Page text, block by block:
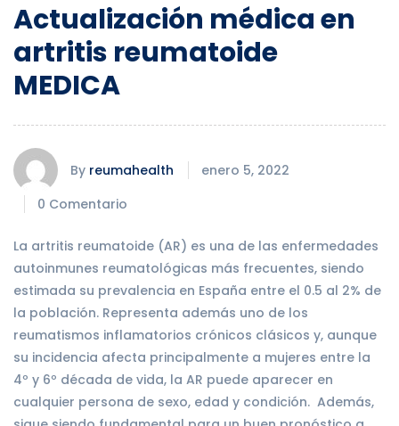
Actualización médica en
artritis reumatoide
MEDICA
By reumahealth
enero 5, 2022
0 Comentario
La artritis reumatoide (AR) es una de las enfermedades
autoinmunes reumatológicas más frecuentes, siendo
estimada su prevalencia en España entre el 0.5 al 2% de
la población. Representa además uno de los
reumatismos inflamatorios crónicos clásicos y, aunque
su incidencia afecta principalmente a mujeres entre la
4º y 6º década de vida, la AR puede aparecer en
cualquier persona de sexo, edad y condición. Además,